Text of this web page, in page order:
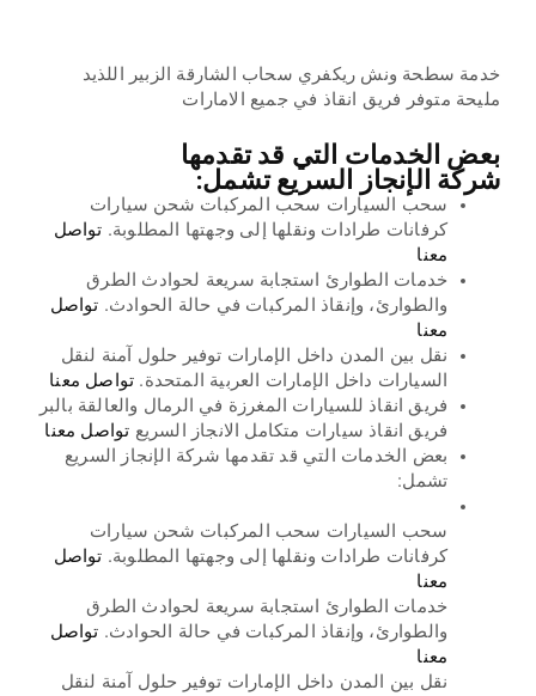
خدمة سطحة ونش ريكفري سحاب الشارقة الزبير اللذيد
مليحة متوفر فريق انقاذ في جميع الامارات
بعض الخدمات التي قد تقدمها
شركة الإنجاز السريع تشمل:
سحب السيارات سحب المركبات شحن سيارات
كرفانات طرادات ونقلها إلى وجهتها المطلوبة. تواصل
معنا
خدمات الطوارئ استجابة سريعة لحوادث الطرق
والطوارئ، وإنقاذ المركبات في حالة الحوادث. تواصل
معنا
نقل بين المدن داخل الإمارات توفير حلول آمنة لنقل
السيارات داخل الإمارات العربية المتحدة. تواصل معنا
فريق انقاذ للسيارات المغرزة في الرمال والعالقة بالبر
فريق انقاذ سيارات متكامل الانجاز السريع تواصل معنا
بعض الخدمات التي قد تقدمها شركة الإنجاز السريع
تشمل:
سحب السيارات سحب المركبات شحن سيارات
كرفانات طرادات ونقلها إلى وجهتها المطلوبة. تواصل
معنا
خدمات الطوارئ استجابة سريعة لحوادث الطرق
والطوارئ، وإنقاذ المركبات في حالة الحوادث. تواصل
معنا
نقل بين المدن داخل الإمارات توفير حلول آمنة لنقل